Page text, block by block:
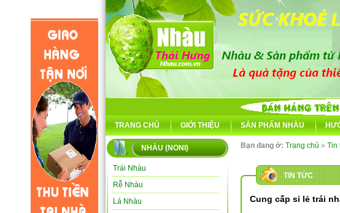
TRANG CHỦ GIỚI THIỆU SẢN PHẨM NHÀU
NHÀU (NONI)
Trái Nhàu
Rễ Nhàu
Lá Nhàu
Bạn đang ở: Trang chủ » Tin
TIN TỨC
Cung cấp sỉ lẻ trái